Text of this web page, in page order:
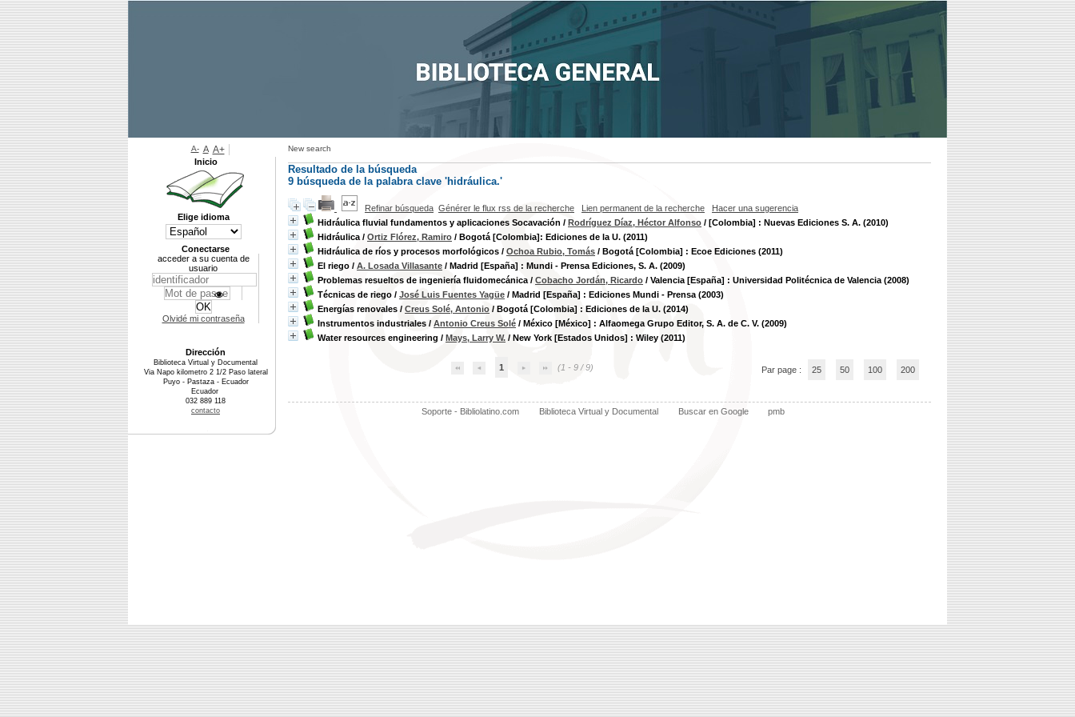
New search
Resultado de la búsqueda
9 búsqueda de la palabra clave 'hidráulica.'
Refinar búsqueda Générer le flux rss de la recherche Lien permanent de la recherche
Hacer una sugerencia
Hidráulica fluvial fundamentos y aplicaciones Socavación / Rodríguez Díaz, Héctor Alfonso / [Colombia] : Nuevas Ediciones S. A. (2010)
Hidráulica / Ortiz Flórez, Ramiro / Bogotá [Colombia]: Ediciones de la U. (2011)
Hidráulica de ríos y procesos morfológicos / Ochoa Rubio, Tomás / Bogotá [Colombia] : Ecoe Ediciones (2011)
El riego / A. Losada Villasante / Madrid [España] : Mundi - Prensa Ediciones, S. A. (2009)
Problemas resueltos de ingeniería fluidomecánica / Cobacho Jordán, Ricardo / Valencia [España] : Universidad Politécnica de Valencia (2008)
Técnicas de riego / José Luis Fuentes Yagüe / Madrid [España] : Ediciones Mundi - Prensa (2003)
Energías renovales / Creus Solé, Antonio / Bogotá [Colombia] : Ediciones de la U. (2014)
Instrumentos industriales / Antonio Creus Solé / México [México] : Alfaomega Grupo Editor, S. A. de C. V. (2009)
Water resources engineering / Mays, Larry W. / New York [Estados Unidos] : Wiley (2011)
1 (1 - 9 / 9) Par page : 25 50 100 200
Soporte - Bibliolatino.com Biblioteca Virtual y Documental Buscar en Google pmb
A- A A+
Inicio
Elige idioma
Conectarse
acceder a su cuenta de
usuario
Olvidé mi contraseña
Dirección
Biblioteca Virtual y Documental
Via Napo kilometro 2 1/2 Paso lateral
Puyo - Pastaza - Ecuador
Ecuador
032 889 118
contacto